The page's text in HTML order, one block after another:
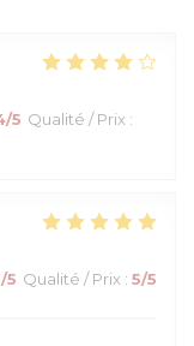
/5 Qualité / Prix :
/5 Qualité / Prix : 5/5